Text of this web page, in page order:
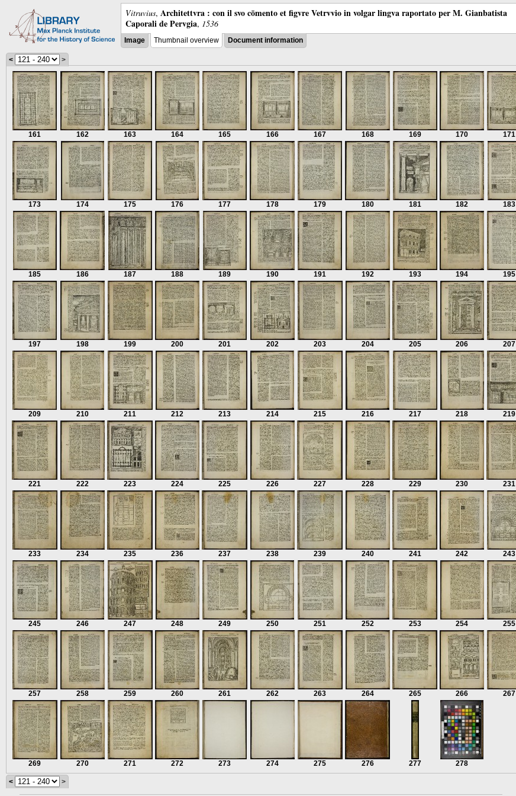
Vitruvius, Architettvra : con il svo cōmento et figvre Vetrvvio in volgar lingva raportato per M. Gianbatista
Caporali de Pervgia, 1536
Image Thumbnail overview Document information
< >
161 162 163 164 165 166 167 168 169 170 171
173 174 175 176 177 178 179 180 181 182 183
185 186 187 188 189 190 191 192 193 194 195
197 198 199 200 201 202 203 204 205 206 207
209 210 211 212 213 214 215 216 217 218 219
221 222 223 224 225 226 227 228 229 230 231
233 234 235 236 237 238 239 240 241 242 243
245 246 247 248 249 250 251 252 253 254 255
257 258 259 260 261 262 263 264 265 266 267
269 270 271 272 273 274 275 276 277 278
< >